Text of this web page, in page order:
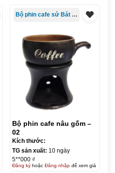
Bộ phin cafe sứ Bát Tràng
Bộ phin cafe nâu gốm –
02
Kích thước:
TG sản xuất: 10 ngày
5**000 ₫
Đăng kýhoặc Đăng nhậpđể xem giá